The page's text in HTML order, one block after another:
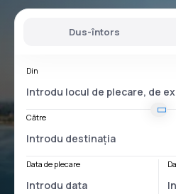
Dus-întors
Din
Către
Data de plecare